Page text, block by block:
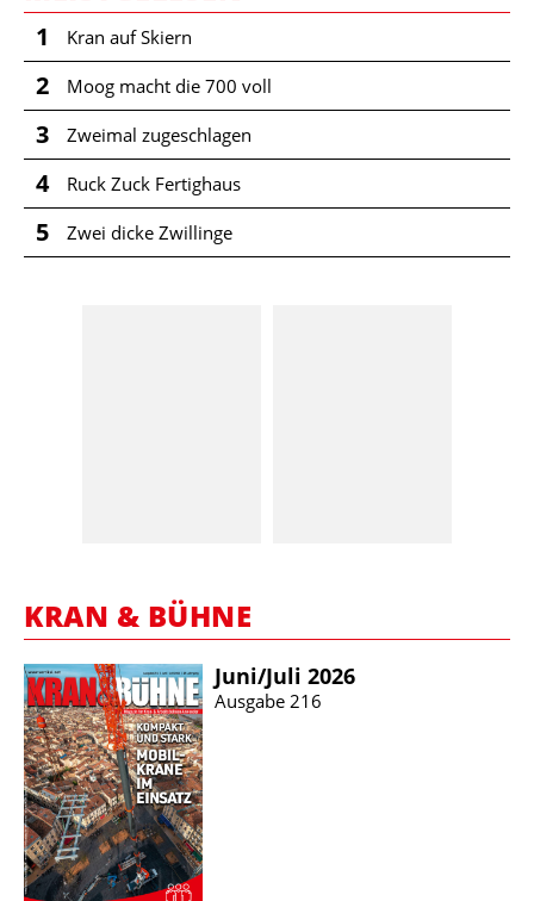
1 Kran auf Skiern
2 Moog macht die 700 voll
3 Zweimal zugeschlagen
4 Ruck Zuck Fertighaus
5 Zwei dicke Zwillinge
KRAN & BÜHNE
Juni/​Juli 2026
Ausgabe 216